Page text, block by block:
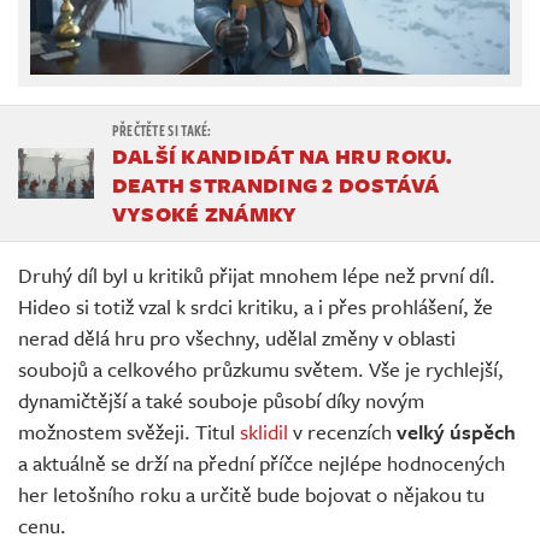
DALŠÍ KANDIDÁT NA HRU ROKU.
DEATH STRANDING 2 DOSTÁVÁ
VYSOKÉ ZNÁMKY
Druhý díl byl u kritiků přijat mnohem lépe než první díl.
Hideo si totiž vzal k srdci kritiku, a i přes prohlášení, že
nerad dělá hru pro všechny, udělal změny v oblasti
soubojů a celkového průzkumu světem. Vše je rychlejší,
dynamičtější a také souboje působí díky novým
možnostem svěžeji. Titul sklidil v recenzích velký úspěch
a aktuálně se drží na přední příčce nejlépe hodnocených
her letošního roku a určitě bude bojovat o nějakou tu
cenu.